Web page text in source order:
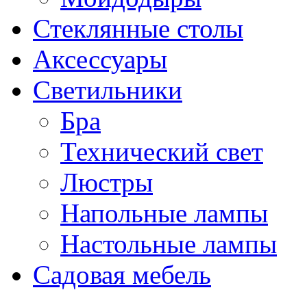
Стеклянные столы
Аксессуары
Светильники
Бра
Технический свет
Люстры
Напольные лампы
Настольные лампы
Садовая мебель